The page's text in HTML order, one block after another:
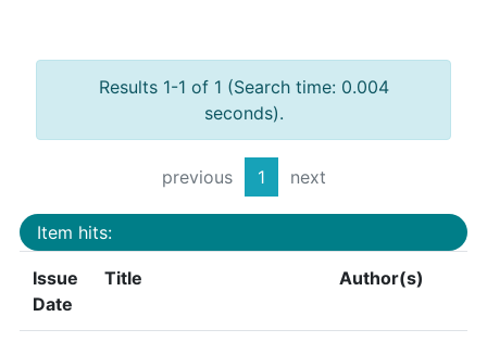
Results 1-1 of 1 (Search time: 0.004
seconds).
previous 1 next
Item hits:
Issue
Date
Title Author(s)